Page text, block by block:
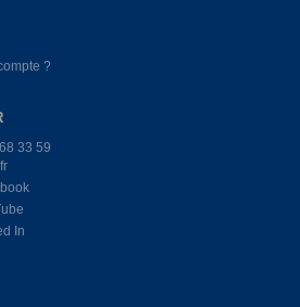
?
33 59
In